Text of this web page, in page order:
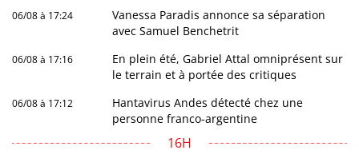
06/08 à 17:24
Vanessa Paradis annonce sa séparation
avec Samuel Benchetrit
06/08 à 17:16
En plein été, Gabriel Attal omniprésent sur
le terrain et à portée des critiques
06/08 à 17:12
Hantavirus Andes détecté chez une
personne franco-argentine
16H